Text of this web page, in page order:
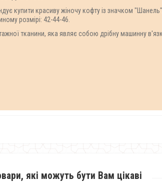
купити красиву жіночу кофту із значком
розмірі: 42-44-46.
тканини, яка являє собою дрібну машинну
які можуть бути Вам цікаві